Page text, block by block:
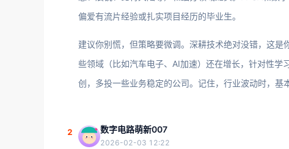
偏爱有流片经验或扎实项目经历的毕业生。
建议你别慌，但策略要微调。深耕技术绝对没错，这
些领域（比如汽车电子、AI加速）还在增长，针对性学
创，多投一些业务稳定的公司。记住，行业波动时，基
2 数字电路萌新007
2026-02-03 12:22